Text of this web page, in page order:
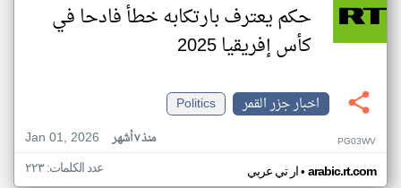
حكم يعترف بارتكابه خطأ فادحا في
كأس إفريقيا 2025
اخبار جزر القمر
Politics
Jan 01, 2026
منذ ٧ أشهر PG03WV
ار تي عربي• arabic.rt.com عدد الكلمات: ٢٢٣